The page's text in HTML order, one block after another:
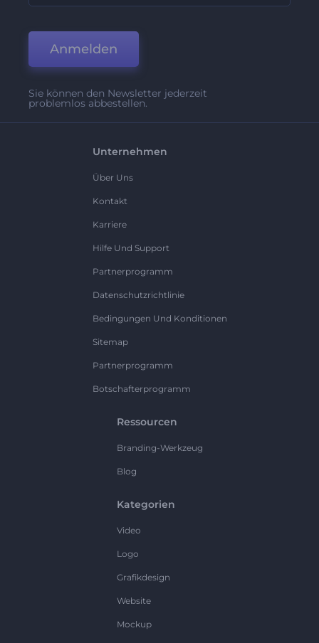
Anmelden
Sie können den Newsletter jederzeit
problemlos abbestellen.
Unternehmen
Über Uns
Kontakt
Karriere
Hilfe Und Support
Partnerprogramm
Datenschutzrichtlinie
Bedingungen Und Konditionen
Sitemap
Partnerprogramm
Botschafterprogramm
Ressourcen
Branding-Werkzeug
Blog
Kategorien
Video
Logo
Grafikdesign
Website
Mockup